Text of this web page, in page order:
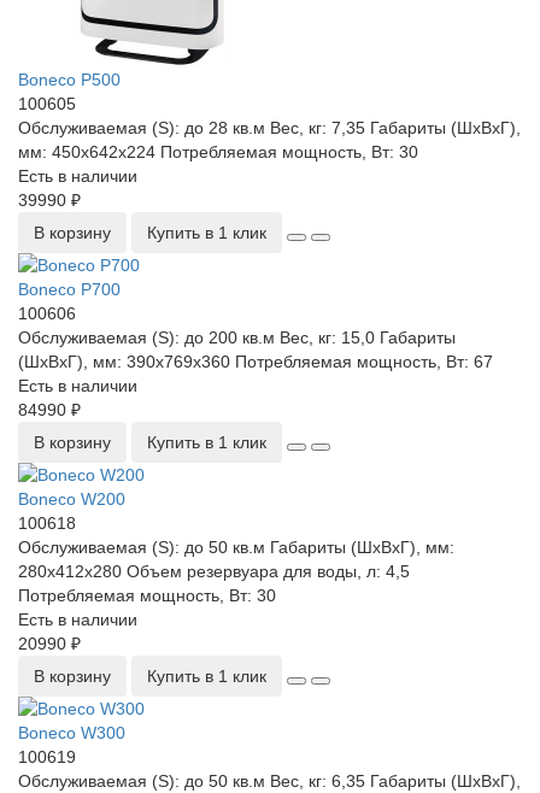
Boneco P500
100605
Обслуживаемая (S): до 28 кв.м Вес, кг: 7,35 Габариты (ШхВхГ),
мм: 450x642x224 Потребляемая мощность, Вт: 30
Есть в наличии
39990 ₽
В корзину
Купить в 1 клик
Boneco P700
100606
Обслуживаемая (S): до 200 кв.м Вес, кг: 15,0 Габариты
(ШхВхГ), мм: 390x769x360 Потребляемая мощность, Вт: 67
Есть в наличии
84990 ₽
В корзину
Купить в 1 клик
Boneco W200
100618
Обслуживаемая (S): до 50 кв.м Габариты (ШхВхГ), мм:
280x412x280 Объем резервуара для воды, л: 4,5
Потребляемая мощность, Вт: 30
Есть в наличии
20990 ₽
В корзину
Купить в 1 клик
Boneco W300
100619
Обслуживаемая (S): до 50 кв.м Вес, кг: 6,35 Габариты (ШхВхГ),